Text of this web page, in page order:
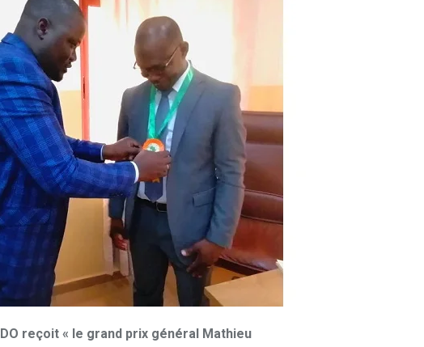
reçoit « le grand prix général Mathieu
1
Wedding
1
Weekend Break
Yomadic
Zimbabwe